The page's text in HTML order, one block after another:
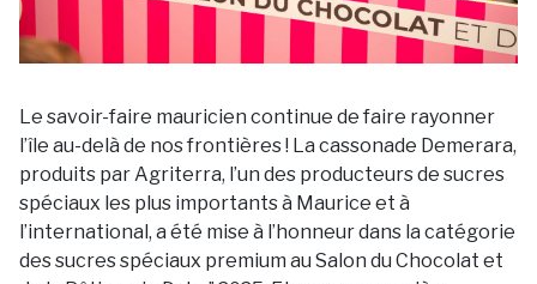
Le savoir-faire mauricien continue de faire rayonner
l’île au-delà de nos frontières ! La cassonade Demerara,
produits par Agriterra, l’un des producteurs de sucres
spéciaux les plus importants à Maurice et à
l’international, a été mise à l’honneur dans la catégorie
des sucres spéciaux premium au Salon du Chocolat et